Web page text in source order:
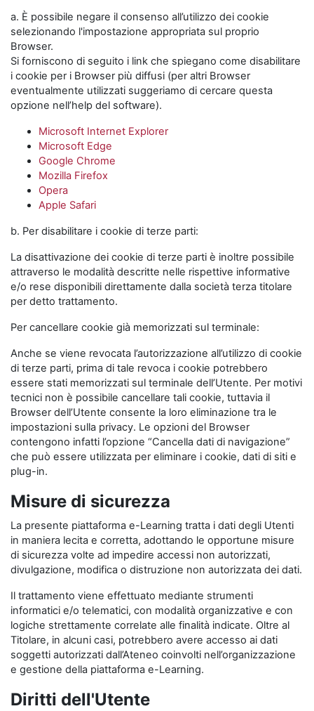
a. È possibile negare il consenso all’utilizzo dei cookie
selezionando l'impostazione appropriata sul proprio
Browser.
Si forniscono di seguito i link che spiegano come disabilitare
i cookie per i Browser più diffusi (per altri Browser
eventualmente utilizzati suggeriamo di cercare questa
opzione nell’help del software).
Microsoft Internet Explorer
Microsoft Edge
Google Chrome
Mozilla Firefox
Opera
Apple Safari
b. Per disabilitare i cookie di terze parti:
La disattivazione dei cookie di terze parti è inoltre possibile
attraverso le modalità descritte nelle rispettive informative
e/o rese disponibili direttamente dalla società terza titolare
per detto trattamento.
Per cancellare cookie già memorizzati sul terminale:
Anche se viene revocata l’autorizzazione all’utilizzo di cookie
di terze parti, prima di tale revoca i cookie potrebbero
essere stati memorizzati sul terminale dell’Utente. Per motivi
tecnici non è possibile cancellare tali cookie, tuttavia il
Browser dell’Utente consente la loro eliminazione tra le
impostazioni sulla privacy. Le opzioni del Browser
contengono infatti l’opzione “Cancella dati di navigazione”
che può essere utilizzata per eliminare i cookie, dati di siti e
plug-in.
Misure di sicurezza
La presente piattaforma e-Learning tratta i dati degli Utenti
in maniera lecita e corretta, adottando le opportune misure
di sicurezza volte ad impedire accessi non autorizzati,
divulgazione, modifica o distruzione non autorizzata dei dati.
Il trattamento viene effettuato mediante strumenti
informatici e/o telematici, con modalità organizzative e con
logiche strettamente correlate alle finalità indicate. Oltre al
Titolare, in alcuni casi, potrebbero avere accesso ai dati
soggetti autorizzati dall’Ateneo coinvolti nell’organizzazione
e gestione della piattaforma e-Learning.
Diritti dell'Utente